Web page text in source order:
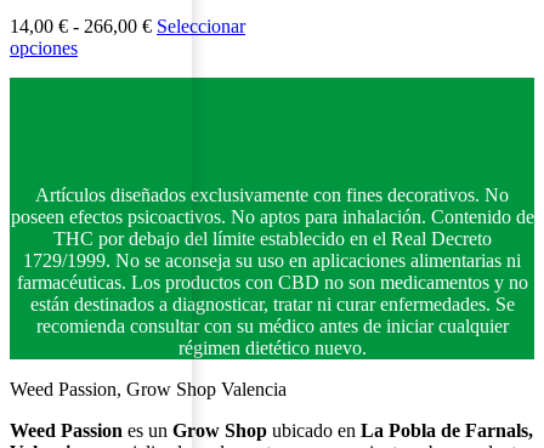
se
pueden
elegir
producto
14,00 € - 266,00 €Rango
Seleccionar
opcionesEste
se
pueden
elegir
en
la
página
de
Artículos diseñados exclusivamente con fines decorativos. No
poseen efectos psicoactivos. No aptos para inhalación. Contenido de
THC por debajo del límite establecido en el Real Decreto
1729/1999. No se aconseja su uso en aplicaciones alimentarias ni
farmacéuticas. Los productos con CBD no son medicamentos y no
están destinados a diagnosticar, tratar ni curar enfermedades. Se
recomienda consultar con su médico antes de iniciar cualquier
régimen dietético nuevo.
Weed Passion, Grow Shop Valencia
Weed Passion es un Grow Shop ubicado en La Pobla de Farnals,